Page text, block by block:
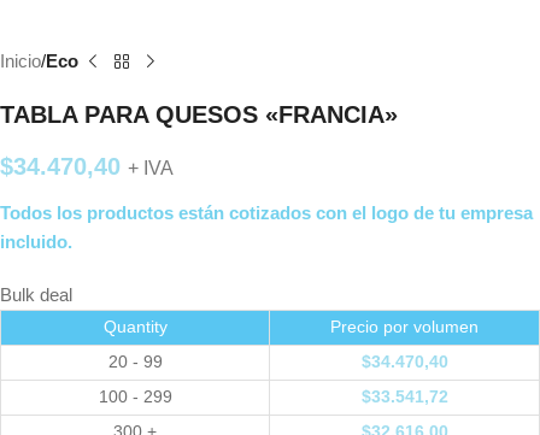
Inicio Eco
TABLA PARA QUESOS «FRANCIA»
$34.470,40 + IVA
Todos los productos están cotizados con el logo de tu empresa
incluido.
Bulk deal
Quantity
Precio por volumen
20 - 99
$34.470,40
100 - 299
$33.541,72